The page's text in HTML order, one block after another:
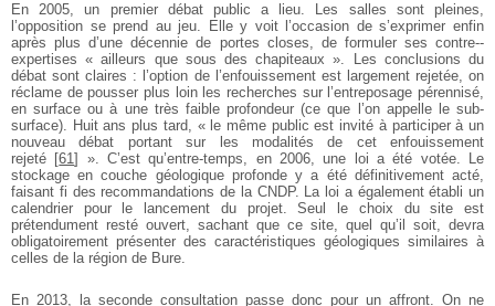
En 2005, un premier débat public a lieu. Les salles sont pleines,
l’opposition se prend au jeu. Elle y voit l’occasion de s’exprimer enfin
après plus d’une décennie de portes closes, de formuler ses contre-­
expertises « ailleurs que sous des chapiteaux ». Les conclusions du
débat sont claires : l’option de l’enfouissement est largement rejetée, on
réclame de pousser plus loin les recherches sur l’entreposage pérennisé,
en surface ou à une très faible profondeur (ce que l’on appelle le sub-
surface). Huit ans plus tard, « le même public est invité à participer à un
nouveau débat portant sur les modalités de cet enfouissement
rejeté [61]
». C’est qu’entre-temps, en 2006, une loi a été votée. Le
stockage en couche géologique profonde y a été définitivement acté,
faisant fi des recommandations de la CNDP. La loi a également établi un
calendrier pour le lancement du projet. Seul le choix du site est
prétendument resté ouvert, sachant que ce site, quel qu’il soit, devra
obligatoirement présenter des caractéristiques géologiques similaires à
celles de la région de Bure.
En 2013, la seconde consultation passe donc pour un affront. On ne